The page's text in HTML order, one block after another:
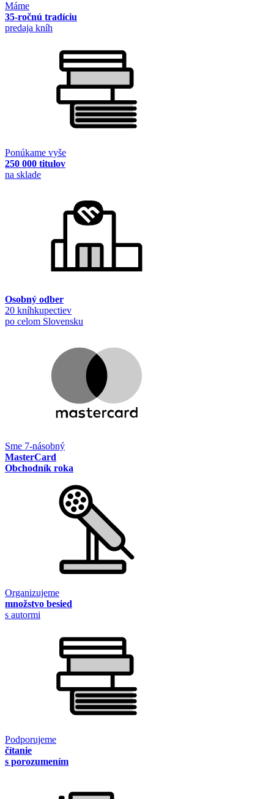
Máme
35-ročnú tradíciu
predaja kníh
Ponúkame vyše
250 000 titulov
na sklade
Osobný odber
20 kníhkupectiev
po celom Slovensku
Sme 7-násobný
MasterCard
Obchodník roka
Organizujeme
množstvo besied
s autormi
Podporujeme
čítanie
s porozumením